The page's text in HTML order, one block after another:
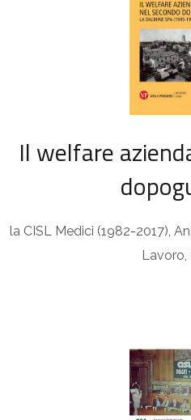
Il welfare
la CISL Medici (1982-2017),
Lavoro,